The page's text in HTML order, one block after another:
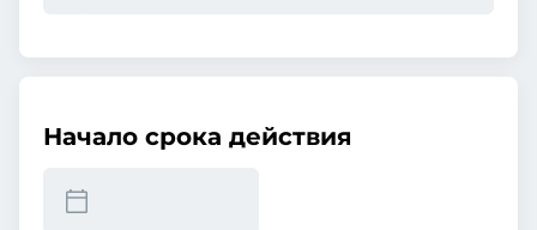
Начало срока действия